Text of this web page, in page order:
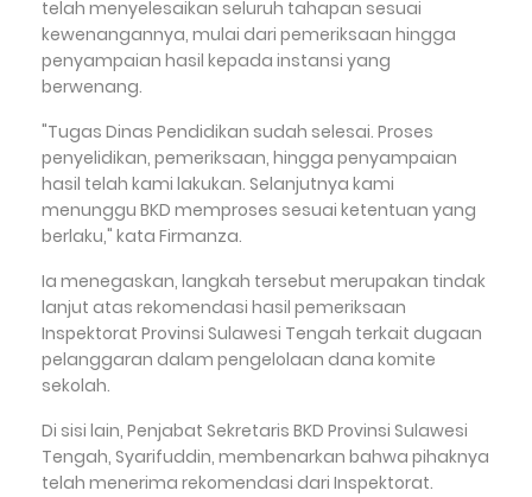
telah menyelesaikan seluruh tahapan sesuai
kewenangannya, mulai dari pemeriksaan hingga
penyampaian hasil kepada instansi yang
berwenang.
"Tugas Dinas Pendidikan sudah selesai. Proses
penyelidikan, pemeriksaan, hingga penyampaian
hasil telah kami lakukan. Selanjutnya kami
menunggu BKD memproses sesuai ketentuan yang
berlaku," kata Firmanza.
Ia menegaskan, langkah tersebut merupakan tindak
lanjut atas rekomendasi hasil pemeriksaan
Inspektorat Provinsi Sulawesi Tengah terkait dugaan
pelanggaran dalam pengelolaan dana komite
sekolah.
Di sisi lain, Penjabat Sekretaris BKD Provinsi Sulawesi
Tengah, Syarifuddin, membenarkan bahwa pihaknya
telah menerima rekomendasi dari Inspektorat.